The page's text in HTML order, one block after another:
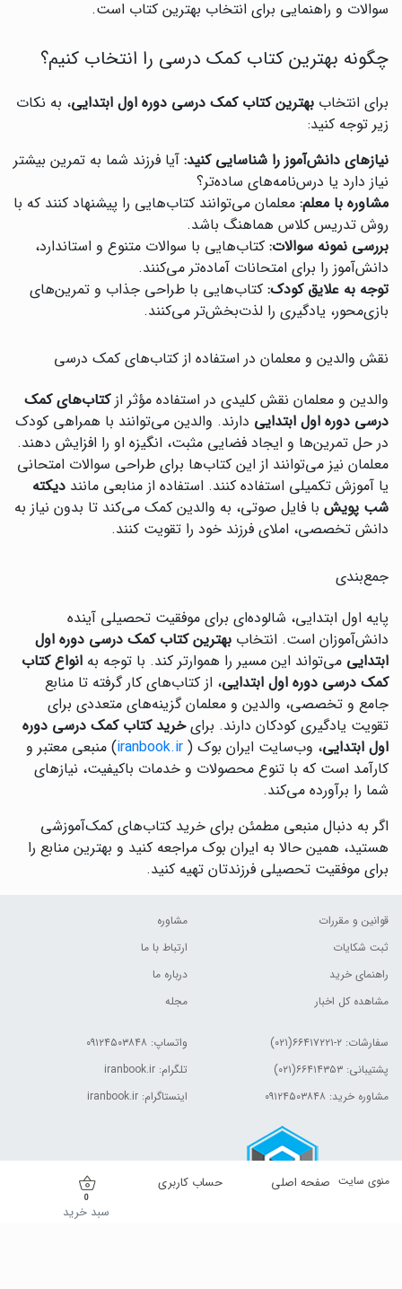
صفحه اصلی منوی سایت حساب کاربری
0
سبد خرید
سوالات و راهنمایی برای انتخاب بهترین کتاب است.
چگونه بهترین کتاب کمک درسی را انتخاب کنیم؟
برای انتخاب بهترین کتاب کمک درسی دوره اول ابتدایی، به نکات
زیر توجه کنید:
نیازهای دانش‌آموز را شناسایی کنید: آیا فرزند شما به تمرین بیشتر
نیاز دارد یا درس‌نامه‌های ساده‌تر؟
مشاوره با معلم: معلمان می‌توانند کتاب‌هایی را پیشنهاد کنند که با
روش تدریس کلاس هماهنگ باشد.
بررسی نمونه سوالات: کتاب‌هایی با سوالات متنوع و استاندارد،
دانش‌آموز را برای امتحانات آماده‌تر می‌کنند.
توجه به علایق کودک: کتاب‌هایی با طراحی جذاب و تمرین‌های
بازی‌محور، یادگیری را لذت‌بخش‌تر می‌کنند.
نقش والدین و معلمان در استفاده از کتاب‌های کمک درسی
والدین و معلمان نقش کلیدی در استفاده مؤثر ازکتاب‌های کمک
درسی دوره اول ابتدایی دارند. والدین می‌توانند با همراهی کودک
در حل تمرین‌ها و ایجاد فضایی مثبت، انگیزه او را افزایش دهند.
معلمان نیز می‌توانند از این کتاب‌ها برای طراحی سوالات امتحانی
یا آموزش تکمیلی استفاده کنند. استفاده از منابعی مانند دیکته
شب پویش با فایل صوتی، به والدین کمک می‌کند تا بدون نیاز به
دانش تخصصی، املای فرزند خود را تقویت کنند.
جمع‌بندی
پایه اول ابتدایی، شالوده‌ای برای موفقیت تحصیلی آینده
دانش‌آموزان است. انتخاب بهترین کتاب کمک درسی دوره اول
ابتدایی می‌تواند این مسیر را هموارتر کند. با توجه به انواع کتاب
کمک درسی دوره اول ابتدایی، از کتاب‌های کار گرفته تا منابع
جامع و تخصصی، والدین و معلمان گزینه‌های متعددی برای
تقویت یادگیری کودکان دارند. برایخرید کتاب کمک درسی دوره
اول ابتدایی، وب‌سایت ایران بوک ( iranbook.ir) منبعی معتبر و
کارآمد است که با تنوع محصولات و خدمات باکیفیت، نیازهای
شما را برآورده می‌کند.
اگر به دنبال منبعی مطمئن برای خرید کتاب‌های کمک‌آموزشی
هستید، همین حالا به ایران بوک مراجعه کنید و بهترین منابع را
برای موفقیت تحصیلی فرزندتان تهیه کنید.
قوانین و مقررات
ثبت شکایات
راهنمای خرید
مشاهده کل اخبار
مشاوره
ارتباط با ما
درباره ما
مجله
سفارشات: ۲-۶۶۴۱۷۲۲۱(۰۲۱)
پشتیبانی: ۶۶۴۱۴۳۵۳(۰۲۱)
مشاوره خرید: ۰۹۱۲۴۵۰۳۸۴۸
واتساپ: ۰۹۱۲۴۵۰۳۸۴۸
تلگرام: iranbook.ir
اینستاگرام: iranbook.ir